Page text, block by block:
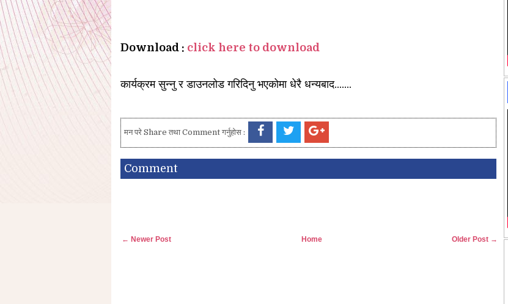
Download : click here to download
कार्यक्रम सुन्नु र डाउनलोड गरिदिनु भएकोमा धेरै धन्यबाद.......
मन परे Share तथा Comment गर्नुहोस :
Comment
← Newer Post Older Post →
Home